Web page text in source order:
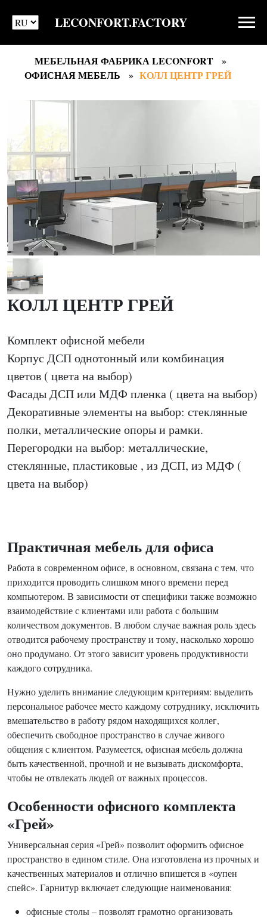
LECONFORT.FACTORY
МЕБЕЛЬНАЯ ФАБРИКА LECONFORT
ОФИСНАЯ МЕБЕЛЬ
КОЛЛ ЦЕНТР ГРЕЙ
КОЛЛ ЦЕНТР ГРЕЙ
Комплект офисной мебели
Корпус ДСП однотонный или комбинация
цветов ( цвета на выбор)
Фасады ДСП или МДФ пленка ( цвета на выбор)
Декоративные элементы на выбор: стеклянные
полки, металлические опоры и рамки.
Перегородки на выбор: металлические,
стеклянные, пластиковые , из ДСП, из МДФ (
цвета на выбор)
Практичная мебель для офиса
Работа в современном офисе, в основном, связана с тем, что
приходится проводить слишком много времени перед
компьютером. В зависимости от специфики также возможно
взаимодействие с клиентами или работа с большим
количеством документов. В любом случае важная роль здесь
отводится рабочему пространству и тому, насколько хорошо
оно продумано. От этого зависит уровень продуктивности
каждого сотрудника.
Нужно уделить внимание следующим критериям: выделить
персональное рабочее место каждому сотруднику, исключить
вмешательство в работу рядом находящихся коллег,
обеспечить свободное пространство в случае живого
общения с клиентом. Разумеется, офисная мебель должна
быть качественной, прочной и не вызывать дискомфорта,
чтобы не отвлекать людей от важных процессов.
Особенности офисного комплекта
«Грей»
Универсальная серия «Грей» позволит оформить офисное
пространство в едином стиле. Она изготовлена из прочных и
качественных материалов и отлично впишется в «оупен
спейс». Гарнитур включает следующие наименования:
офисные столы – позволят грамотно организовать